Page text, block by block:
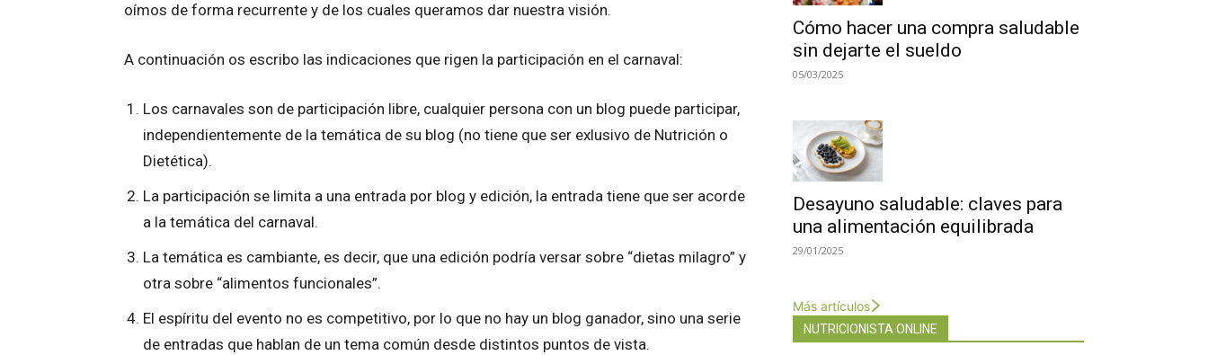
oímos de forma recurrente y de los cuales queramos dar nuestra visión.
A continuación os escribo las indicaciones que rigen la participación en el carnaval:
Los carnavales son de participación libre, cualquier persona con un blog puede participar,
independientemente de la temática de su blog (no tiene que ser exlusivo de Nutrición o
Dietética).
La participación se limita a una entrada por blog y edición, la entrada tiene que ser acorde
a la temática del carnaval.
La temática es cambiante, es decir, que una edición podría versar sobre “dietas milagro” y
otra sobre “alimentos funcionales”.
El espíritu del evento no es competitivo, por lo que no hay un blog ganador, sino una serie
de entradas que hablan de un tema común desde distintos puntos de vista.
Cómo hacer una compra saludable
sin dejarte el sueldo
05/03/2025
Desayuno saludable: claves para
una alimentación equilibrada
29/01/2025
Más artículos
NUTRICIONISTA ONLINE